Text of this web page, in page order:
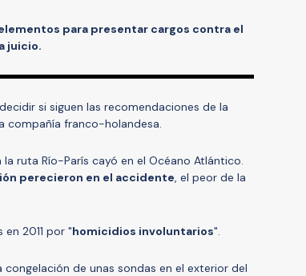
para presentar cargos contra el
juicio.
si siguen las recomendaciones de la
compañía franco-holandesa.
ruta Río-París cayó en el Océano Atlántico.
perecieron en el accidente, el peor de la
2011 por "homicidios involuntarios".
de unas sondas en el exterior del